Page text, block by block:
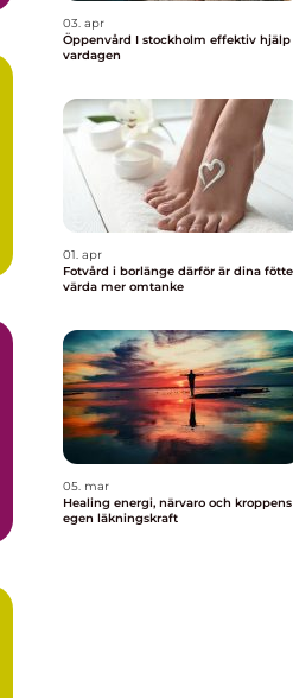
03. apr
Öppenvård I stockholm effektiv hjälp i
vardagen
01. apr
Fotvård i borlänge därför är dina fötter
värda mer omtanke
05. mar
Healing energi, närvaro och kroppens
egen läkningskraft